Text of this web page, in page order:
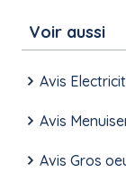
Voir aussi
Avis
Avis
Avis Gros